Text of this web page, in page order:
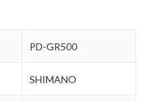
PD-GR500
SHIMANO